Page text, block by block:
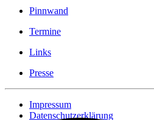
Pinnwand
Termine
Links
Presse
Impressum
Datenschutzerklärung